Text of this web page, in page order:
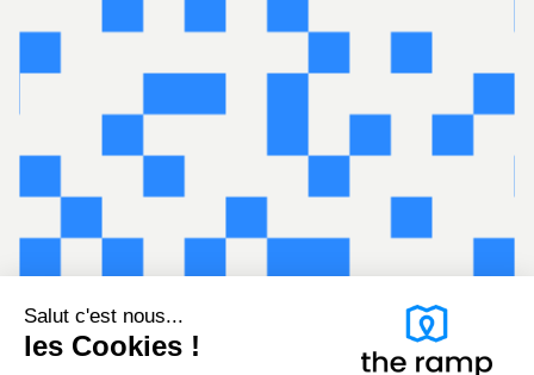
Salut c'est nous...
les Cookies !